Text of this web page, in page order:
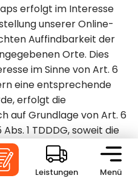
erfolgt im Interesse
unserer Online-
Auffindbarkeit der
Orte. Dies
im Sinne von Art. 6
eine entsprechende
erfolgt die
auf Grundlage von Art. 6
Abs. 1 TDDDG, soweit die
von Cookies oder den
Endgerät des Nutzers
im Sinne des TDDDG
Leistungen Menü